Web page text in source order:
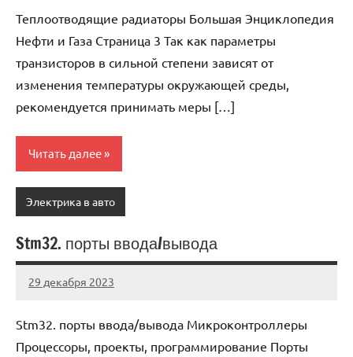
Теплоотводящие радиаторы Большая Энциклопедия
Нефти и Газа Cтраница 3 Так как параметры
транзисторов в сильной степени зависят от
изменения температуры окружающей среды,
рекомендуется принимать меры […]
Читать далее
Электрика в авто
Stm32. порты ввода/вывода
29 декабря 2023
avtogear63_r
Нет
Stm32. порты ввода/вывода Микроконтроллеры
Процессоры, проекты, программирование Порты